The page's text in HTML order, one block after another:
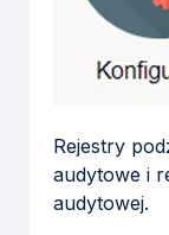
Rejestry
audytowe i
audytowej.